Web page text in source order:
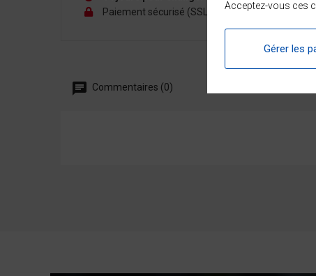
Paiement sécurisé (SSL, 3D Secure) — CB,
Commentaires (0)
Acceptez-vous ces
Gérer les